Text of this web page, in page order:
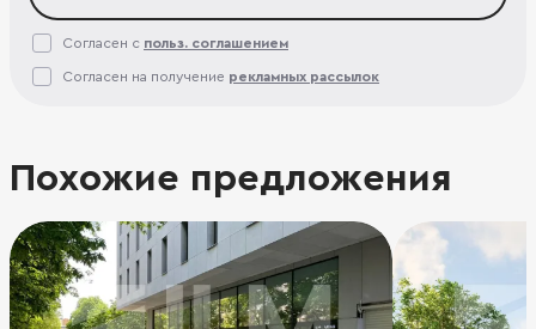
Согласен с польз. соглашением
Согласен на получение рекламных рассылок
Похожие предложения